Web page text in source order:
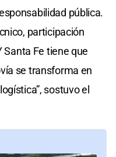
pública.
participación
Fe tiene que
se transforma en
sostuvo el